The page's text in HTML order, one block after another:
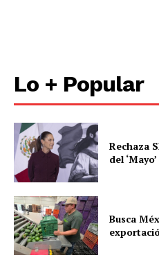
Lo + Popular
Rechaza
del ‘Mayo’
Busca